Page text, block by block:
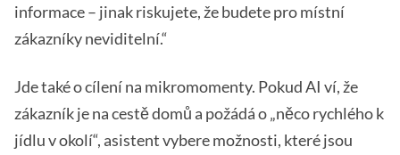
informace – jinak riskujete, že budete pro místní
zákazníky neviditelní.“
Jde také o cílení na mikromomenty. Pokud AI ví, že
zákazník je na cestě domů a požádá o „něco rychlého k
jídlu v okolí“, asistent vybere možnosti, které jsou